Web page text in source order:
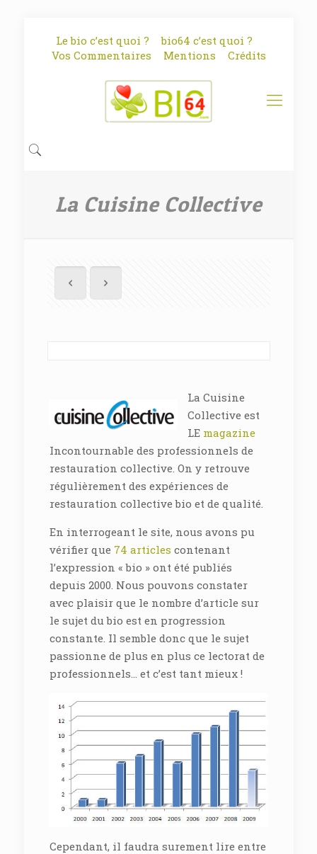
Le bio c’est quoi ?
bio64 c’est quoi ?
Vos Commentaires
Mentions Crédits
La Cuisine Collective
La Cuisine
Collective est
LE magazine
Incontournable des professionnels de
restauration collective. On y retrouve
régulièrement des expériences de
restauration collective bio et de qualité.
En interrogeant le site, nous avons pu
vérifier que 74 articles contenant
l’expression « bio » ont été publiés
depuis 2000. Nous pouvons constater
avec plaisir que le nombre d’article sur
le sujet du bio est en progression
constante. Il semble donc que le sujet
passionne de plus en plus ce lectorat de
professionnels… et c’est tant mieux !
Cependant, il faudra surement lire entre